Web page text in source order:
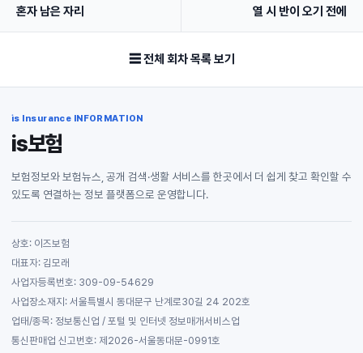
혼자 남은 자리 열 시 반이 오기 전에
☰ 전체 회차 목록 보기
is Insurance INFORMATION
is보험
보험정보와 보험뉴스, 공개 검색·생활 서비스를 한곳에서 더 쉽게 찾고 확인할 수
있도록 연결하는 정보 플랫폼으로 운영합니다.
상호: 이즈보험
대표자: 김모래
사업자등록번호: 309-09-54629
사업장소재지: 서울특별시 동대문구 난계로30길 24 202호
업태/종목: 정보통신업 / 포털 및 인터넷 정보매개서비스업
통신판매업 신고번호: 제2026-서울동대문-0991호